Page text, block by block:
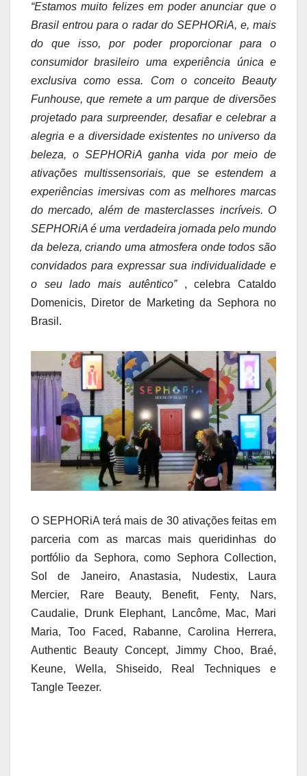
“Estamos muito felizes em poder anunciar que o
Brasil entrou para o radar do SEPHORiA, e, mais
do que isso, por poder proporcionar para o
consumidor brasileiro uma experiência única e
exclusiva como essa. Com o conceito Beauty
Funhouse, que remete a um parque de diversões
projetado para surpreender, desafiar e celebrar a
alegria e a diversidade existentes no universo da
beleza, o SEPHORiA ganha vida por meio de
ativações multissensoriais, que se estendem a
experiências imersivas com as melhores marcas
do mercado, além de masterclasses incríveis. O
SEPHORiA é uma verdadeira jornada pelo mundo
da beleza, criando uma atmosfera onde todos são
convidados para expressar sua individualidade e
o seu lado mais autêntico”, celebra Cataldo
Domenicis, Diretor de Marketing da Sephora no
Brasil.
O SEPHORiA terá mais de 30 ativações feitas em
parceria com as marcas mais queridinhas do
portfólio da Sephora, como Sephora Collection,
Sol de Janeiro, Anastasia, Nudestix, Laura
Mercier, Rare Beauty, Benefit, Fenty, Nars,
Caudalie, Drunk Elephant, Lancôme, Mac, Mari
Maria, Too Faced, Rabanne, Carolina Herrera,
Authentic Beauty Concept, Jimmy Choo, Braé,
Keune, Wella, Shiseido, Real Techniques e
Tangle Teezer.